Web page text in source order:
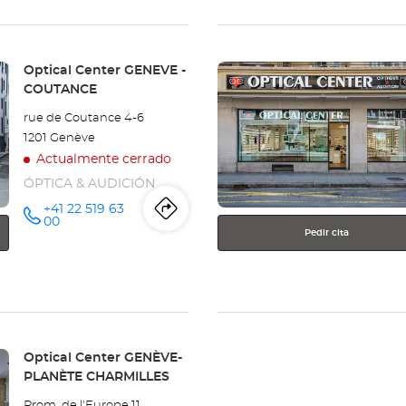
Optical
Center
UVRIER
-
Tienda:
Optical Center GENEVE -
COUTANCE
rue de Coutance 4-6
1201 Genève
Actualmente cerrado
ÓPTICA & AUDICIÓN
número
+41 22 519 63
00
Itinerario
a
Center
GENEVE
Pulse
ENTER
para
obtener
más
información
Pedir cita
Tienda:
Optical Center GENÈVE-
PLANÈTE CHARMILLES